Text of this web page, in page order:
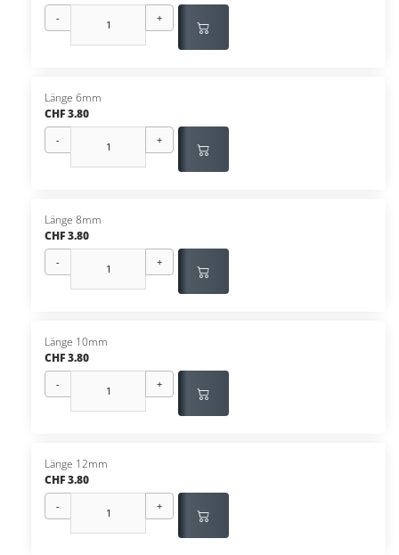
- +
Länge 6mm
CHF 3.80
- +
Länge 8mm
CHF 3.80
- +
Länge 10mm
CHF 3.80
- +
Länge 12mm
CHF 3.80
- +